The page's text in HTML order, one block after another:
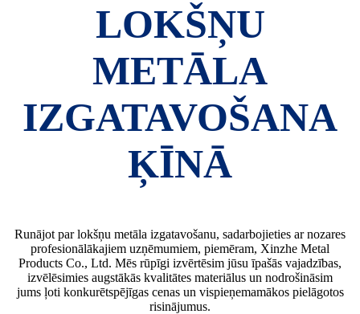
LOKŠŅU
METĀLA
IZGATAVOŠANA
ĶĪNĀ
Runājot par lokšņu metāla izgatavošanu, sadarbojieties ar nozares
profesionālākajiem uzņēmumiem, piemēram, Xinzhe Metal
Products Co., Ltd. Mēs rūpīgi izvērtēsim jūsu īpašās vajadzības,
izvēlēsimies augstākās kvalitātes materiālus un nodrošināsim
jums ļoti konkurētspējīgas cenas un vispieņemamākos pielāgotos
risinājumus.